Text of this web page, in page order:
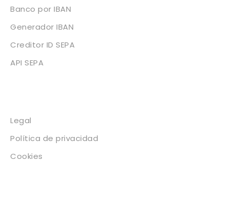
Banco por IBAN
Generador IBAN
Creditor ID SEPA
API SEPA
Legal
Política de privacidad
Cookies